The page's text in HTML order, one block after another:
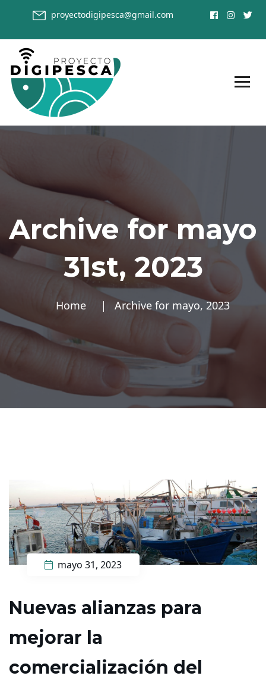
proyectodigipesca@gmail.com
Archive for mayo
31st, 2023
Home Archive for mayo, 2023
mayo 31, 2023
Nuevas alianzas para
mejorar la
comercialización del